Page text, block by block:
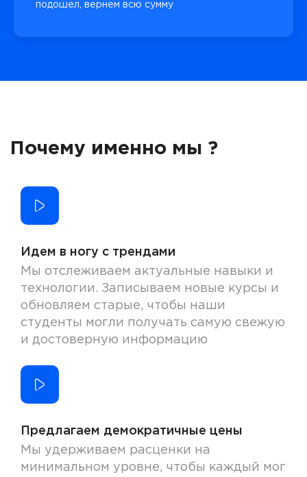
подошел, вернем всю сумму
Почему именно мы ?
Идем в ногу с трендами
Мы отслеживаем актуальные навыки и
технологии. Записываем новые курсы и
обновляем старые, чтобы наши
студенты могли получать самую свежую
и достоверную информацию
Предлагаем демократичные цены
Мы удерживаем расценки на
минимальном уровне, чтобы каждый мог